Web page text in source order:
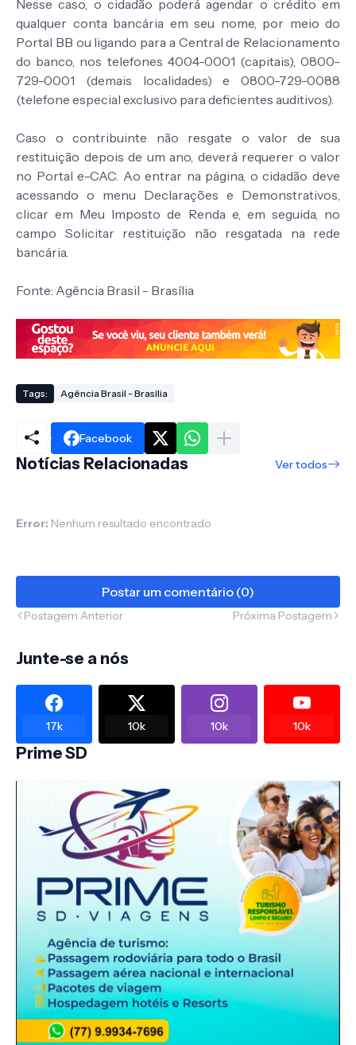
Nesse caso, o cidadão poderá agendar o crédito em
qualquer conta bancária em seu nome, por meio do
Portal BB ou ligando para a Central de Relacionamento
do banco, nos telefones 4004-0001 (capitais), 0800-
729-0001 (demais localidades) e 0800-729-0088
(telefone especial exclusivo para deficientes auditivos).
Caso o contribuinte não resgate o valor de sua
restituição depois de um ano, deverá requerer o valor
no Portal e-CAC. Ao entrar na página, o cidadão deve
acessando o menu Declarações e Demonstrativos,
clicar em Meu Imposto de Renda e, em seguida, no
campo Solicitar restituição não resgatada na rede
bancária.
Fonte: Agência Brasil - Brasília
Tags: Agência Brasil - Brasília
Facebook
Notícias Relacionadas Ver todos
Error: Nenhum resultado encontrado
Postar um comentário (0)
Postagem Anterior Próxima Postagem
Junte-se a nós
17k 10k 10k 10k
Prime SD